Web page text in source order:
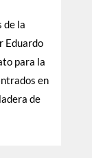
de la
Eduardo
para la
en
de